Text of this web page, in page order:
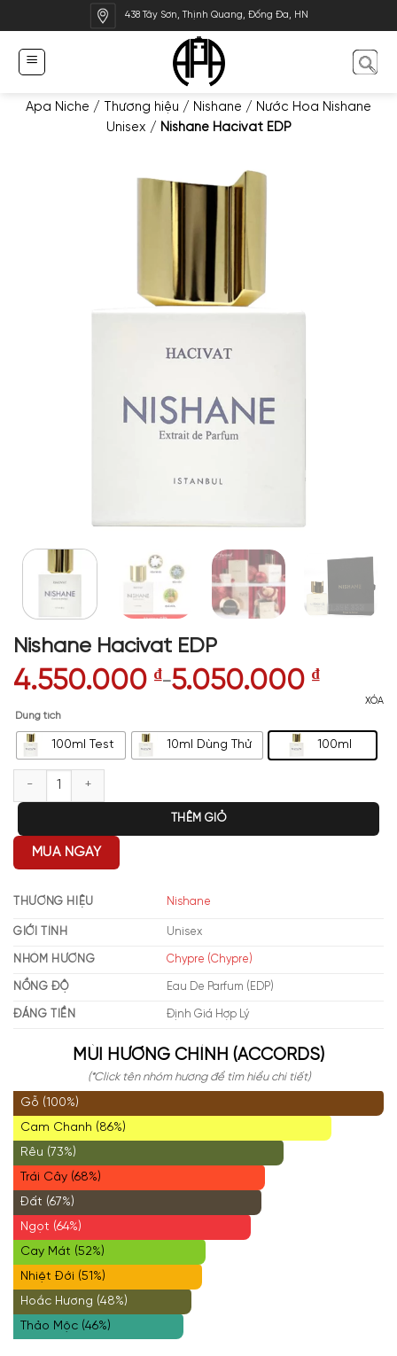
qua
dung
438 Tây Sơn, Thịnh Quang, Đống Đa, HN
Apa Niche / Thương hiệu / Nishane / Nước Hoa Nishane
Unisex / Nishane Hacivat EDP
Nishane Hacivat EDP
4.550.000 ₫–5.050.000 ₫
Dung tích
100ml Test 10ml Dùng Thử 100ml
XÓA
Nishane Hacivat EDP số lượng
THÊM GIỎ
MUA NGAY
THƯƠNG HIỆU Nishane
GIỚI TÍNH Unisex
NHÓM HƯƠNG Chypre (Chypre)
NỒNG ĐỘ Eau De Parfum (EDP)
ĐÁNG TIỀN Định Giá Hợp Lý
MÙI HƯƠNG CHÍNH (ACCORDS)
(*Click tên nhóm hương để tìm hiểu chi tiết)
Gỗ (100%)
Cam Chanh (86%)
Rêu (73%)
Trái Cây (68%)
Đất (67%)
Ngọt (64%)
Cay Mát (52%)
Nhiệt Đới (51%)
Hoắc Hương (48%)
Thảo Mộc (46%)